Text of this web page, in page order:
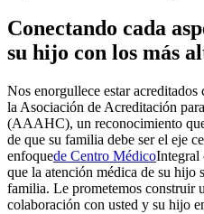
Conectando cada
su hijo con los más
Nos enorgullece estar
la Asociación de Acreditación
(AAAHC), un reconocimiento
de que su familia debe ser el eje
enfoquede Centro MédicoIntegral
que la atención médica de su hijo
familia. Le prometemos construir
colaboración con usted y su hijo